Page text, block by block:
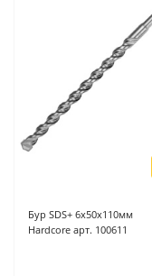
Бур SDS+ 6х50х110мм
Hardcore арт. 100611